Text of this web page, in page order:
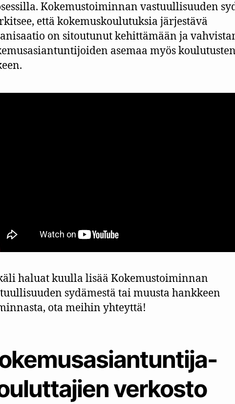
Kokemustoiminnan vastuullisuuden
että kokemuskoulutuksia järjestävä
on sitoutunut kehittämään ja
asemaa myös koulutusten
haluat kuulla lisää Kokemustoiminnan
sydämestä tai muusta hankkeen
ota meihin yhteyttä!
verkosto